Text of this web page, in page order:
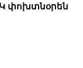
փոխտնօրեն